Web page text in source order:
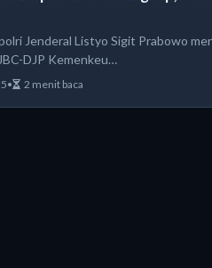
Jenderal Listyo Sigit Prabowo
DJP Kemenkeu…
• 2 menit baca